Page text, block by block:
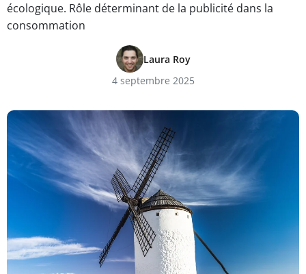
écologique. Rôle déterminant de la publicité dans la
consommation
Laura Roy
4 septembre 2025